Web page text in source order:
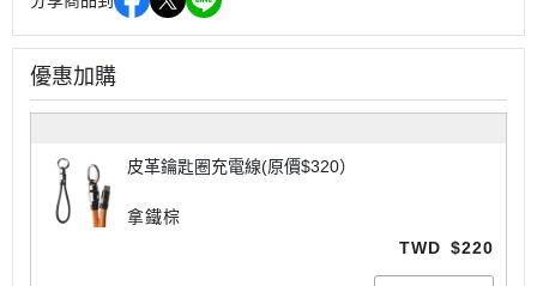
優惠加購
皮革鑰匙圈充電線(原價$320）
拿鐵棕
TWD $220